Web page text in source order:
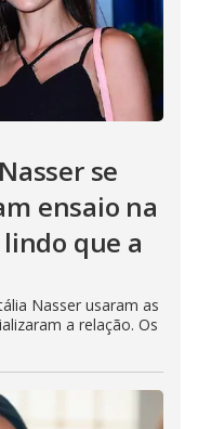
se
ensaio na
que a
Nasser usaram as
a relação. Os